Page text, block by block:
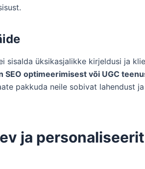
sisalda üksikasjalikke kirjeldusi ja
SEO optimeerimisest või UGC
pakkuda neile sobivat lahendust
ja